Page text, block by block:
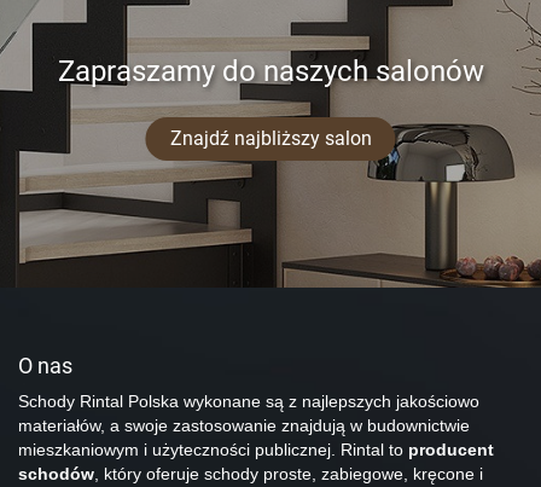
Zapraszamy do naszych salonów
Znajdź najbliższy salon
O nas
Schody Rintal Polska wykonane są z najlepszych jakościowo
materiałów, a swoje zastosowanie znajdują w budownictwie
mieszkaniowym i użyteczności publicznej. Rintal to producent
schodów, który oferuje schody proste, zabiegowe, kręcone i